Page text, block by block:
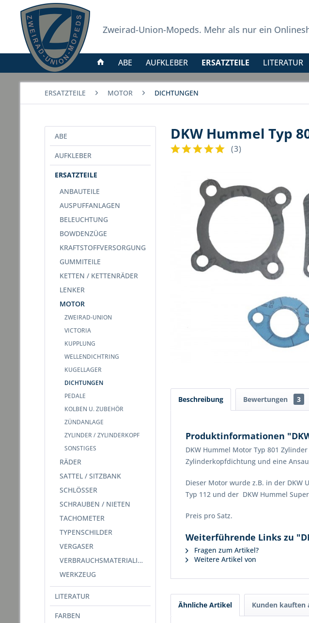
Zweirad-Union-Mopeds. Mehr als nur ein
ABE AUFKLEBER ERSATZTEILE LITERATUR
ERSATZTEILE MOTOR DICHTUNGEN
ABE
AUFKLEBER
ERSATZTEILE
ANBAUTEILE
AUSPUFFANLAGEN
BELEUCHTUNG
BOWDENZÜGE
KRAFTSTOFFVERSORGUNG
GUMMITEILE
KETTEN / KETTENRÄDER
LENKER
MOTOR
ZWEIRAD-UNION
VICTORIA
KUPPLUNG
WELLENDICHTRING
KUGELLAGER
DICHTUNGEN
PEDALE
KOLBEN U. ZUBEHÖR
ZÜNDANLAGE
ZYLINDER / ZYLINDERKOPF
SONSTIGES
RÄDER
SATTEL / SITZBANK
SCHLÖSSER
SCHRAUBEN / NIETEN
TACHOMETER
TYPENSCHILDER
VERGASER
VERBRAUCHSMATERIALIEN
WERKZEUG
LITERATUR
FARBEN
DKW Hummel Typ
(3)
Beschreibung Bewertungen 3
Produktinformationen
DKW Hummel Motor Typ 801
Zylinderkopfdichtung und eine
Dieser Motor wurde z.B. in der DKW
Typ 112 und der DKW Hummel
Preis pro Satz.
Weiterführende Links zu
Fragen zum Artikel?
Weitere Artikel von
Ähnliche Artikel Kunden kauften